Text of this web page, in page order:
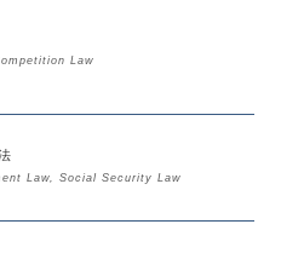
Law
Law, Social Security Law